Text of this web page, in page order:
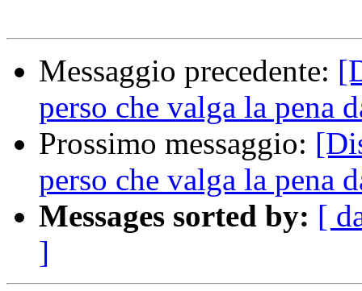
Messaggio precedente:
perso che valga la pena
Prossimo messaggio:
perso che valga la pena
Messages sorted by: [
]